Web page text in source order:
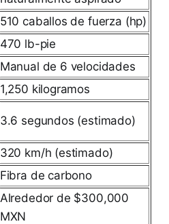
510 caballos de fuerza (hp)
470 lb-pie
Manual de 6 velocidades
1,250 kilogramos
3.6 segundos (estimado)
320 km/h (estimado)
Fibra de carbono
Alrededor de $300,000
MXN